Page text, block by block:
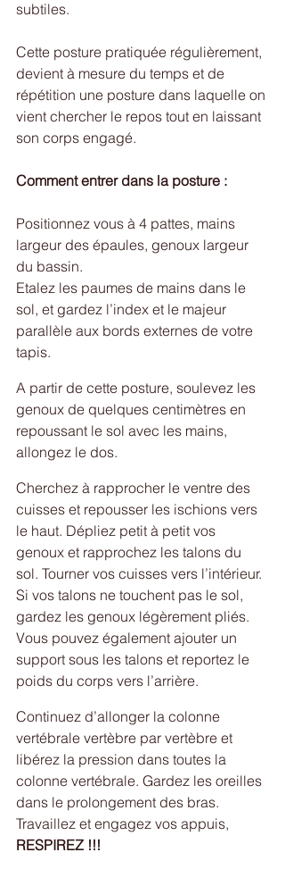
subtiles.
Cette posture pratiquée régulièrement,
devient à mesure du temps et de
répétition une posture dans laquelle on
vient chercher le repos tout en laissant
son corps engagé.
Comment entrer dans la posture :
Positionnez vous à 4 pattes, mains
largeur des épaules, genoux largeur
du bassin.
Etalez les paumes de mains dans le
sol, et gardez l’index et le majeur
parallèle aux bords externes de votre
tapis.
A partir de cette posture, soulevez les
genoux de quelques centimètres en
repoussant le sol avec les mains,
allongez le dos.
Cherchez à rapprocher le ventre des
cuisses et repousser les ischions vers
le haut. Dépliez petit à petit vos
genoux et rapprochez les talons du
sol. Tourner vos cuisses vers l’intérieur.
Si vos talons ne touchent pas le sol,
gardez les genoux légèrement pliés.
Vous pouvez également ajouter un
support sous les talons et reportez le
poids du corps vers l’arrière.
Continuez d’allonger la colonne
vertébrale vertèbre par vertèbre et
libérez la pression dans toutes la
colonne vertébrale. Gardez les oreilles
dans le prolongement des bras.
Travaillez et engagez vos appuis,
RESPIREZ !!!